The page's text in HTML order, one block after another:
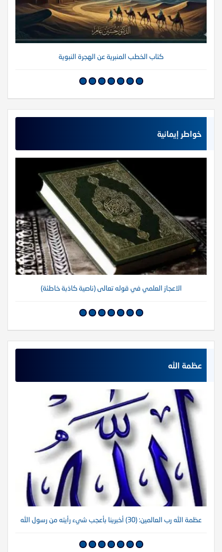
كتاب الخطب المنبرية عن الهجرة النبوية
خواطر إيمانية
الاعجاز العلمي في قوله تعالى (ناصية كاذبة خاطئة)
عظمة الله
عظمة الله رب العالمين: (30) أخبرينا بأعجب شيء رأيته من رسول الله